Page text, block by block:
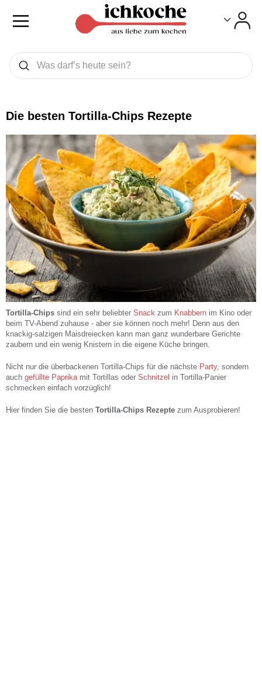
Was wollen Sie suchen
Suchen
Die besten Tortilla-Chips Rezepte
Tortilla-Chips sind ein sehr beliebter Snack zum Knabbern im Kino oder
beim TV-Abend zuhause - aber sie können noch mehr! Denn aus den
knackig-salzigen Maisdreiecken kann man ganz wunderbare Gerichte
zaubern und ein wenig Knistern in die eigene Küche bringen.
Nicht nur die überbackenen Tortilla-Chips für die nächste Party, sondern
auch gefüllte Paprika mit Tortillas oder Schnitzel in Tortilla-Panier
schmecken einfach vorzüglich!
Hier finden Sie die besten Tortilla-Chips Rezepte zum Ausprobieren!